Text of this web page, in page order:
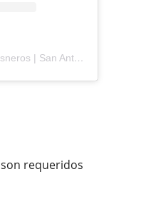
A post shared by Brenda Cisneros | San Antonio Content Creator (@mejorandomihogar)
son requeridos